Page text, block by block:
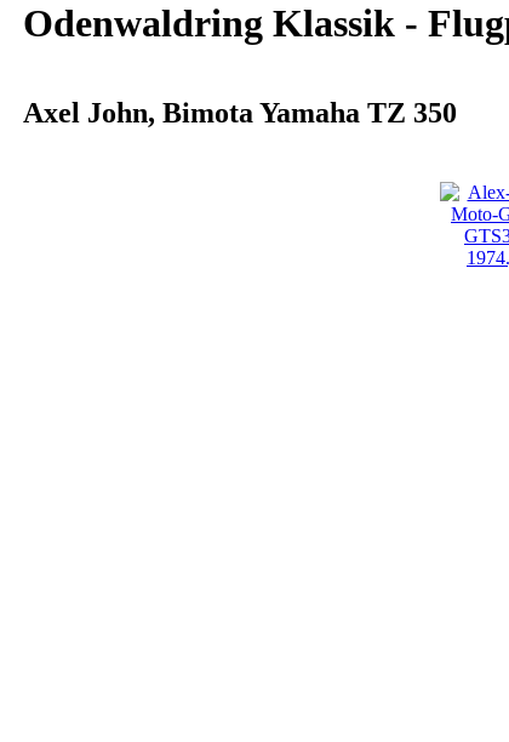
Odenwaldring Klassik -
Axel John, Bimota Yamaha TZ 350